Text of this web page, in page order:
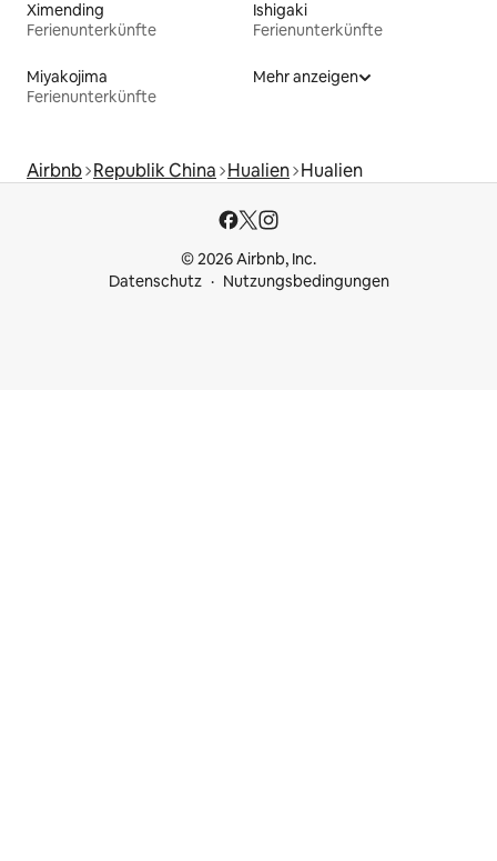
Ximending
Ferienunterkünfte
Ishigaki
Ferienunterkünfte
Miyakojima
Ferienunterkünfte
Mehr anzeigen
Airbnb Republik China Hualien Hualien
© 2026 Airbnb, Inc.
Datenschutz
Nutzungsbedingungen